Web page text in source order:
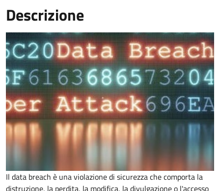
Descrizione
Il data breach è una violazione di sicurezza che comporta la